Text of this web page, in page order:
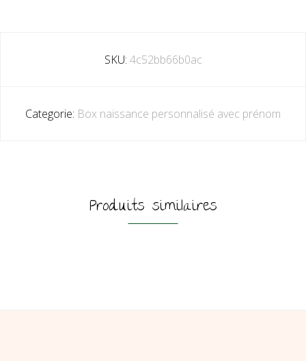
SKU: 4c52bb66b0ac
Categorie: Box naissance personnalisé avec prénom
Produits similaires